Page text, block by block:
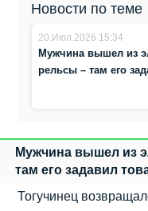
Новости по теме
20.Июл.2026 15:34
Мужчина вышел из
рельсы – там его
Мужчина вышел из
там его задавил
Тогучинец